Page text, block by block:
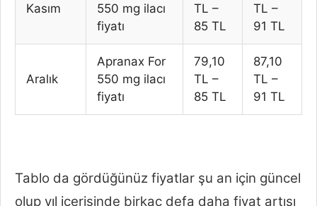
Kasım
550 mg ilacı
fiyatı
TL –
85 TL
TL –
91 TL
Aralık
Apranax For
550 mg ilacı
fiyatı
79,10
TL –
85 TL
87,10
TL –
91 TL
Tablo da gördüğünüz fiyatlar şu an için güncel
olup yıl içerisinde birkaç defa daha fiyat artışı